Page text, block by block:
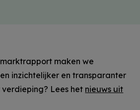
maken we
inzichtelijker en transparanter
Lees het nieuws uit